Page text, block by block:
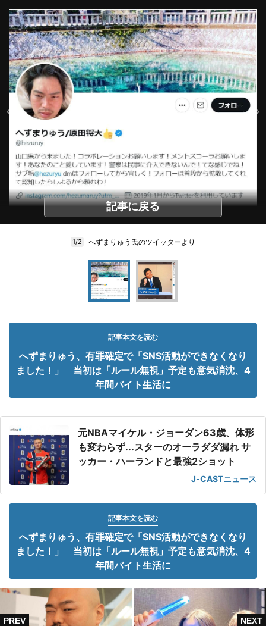
記事に戻る
1/2 へずまりゅう氏のツイッターより
記事本文を読む
へずまりゅう、有罪確定で「SNS活動ができなくなり
ました！」 当初は「ルール無視」予定も意気消沈、4
年間バイト生活に
元NBAマイケル・ジョーダン63歳、体形
も変わらず...スターのオーラダダ漏れ サ
ッカー・ハーランドと最強2ショット
J-CASTニュース
記事本文を読む
へずまりゅう、有罪確定で「SNS活動ができなくなり
ました！」 当初は「ルール無視」予定も意気消沈、4
年間バイト生活に